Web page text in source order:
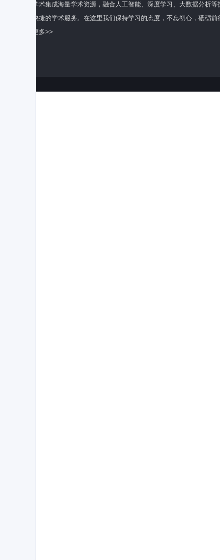
百度学术集成海量学术资源，融合人工智能、深度学习、大数据分析
全面快捷的学术服务。在这里我们保持学习的态度，不忘初心，砥砺前
了解更多>>